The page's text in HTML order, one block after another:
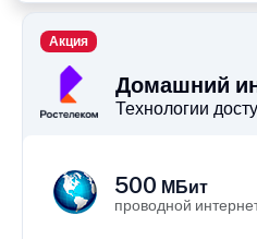
Домашний
Технологии
Акция
500 МБит
проводной